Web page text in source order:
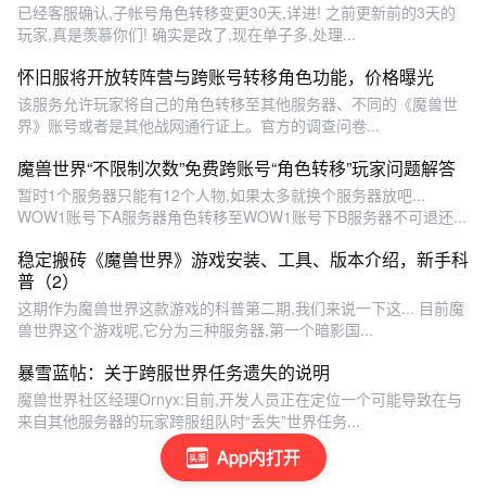
App内打开
已经客服确认,子帐号角色转移变更30天,详进! 之前更新前的3天的
玩家,真是羡慕你们! 确实是改了,现在单子多,处理...
怀旧服将开放转阵营与跨账号转移角色功能，价格曝光
该服务允许玩家将自己的角色转移至其他服务器、不同的《魔兽世
界》账号或者是其他战网通行证上。官方的调查问卷...
魔兽世界“不限制次数”免费跨账号“角色转移”玩家问题解答
暂时1个服务器只能有12个人物,如果太多就换个服务器放吧...
WOW1账号下A服务器角色转移至WOW1账号下B服务器不可退还...
稳定搬砖《魔兽世界》游戏安装、工具、版本介绍，新手科
普（2）
这期作为魔兽世界这款游戏的科普第二期,我们来说一下这... 目前魔
兽世界这个游戏呢,它分为三种服务器,第一个暗影国...
暴雪蓝帖：关于跨服世界任务遗失的说明
魔兽世界社区经理Ornyx:目前,开发人员正在定位一个可能导致在与
来自其他服务器的玩家跨服组队时“丢失”世界任务...